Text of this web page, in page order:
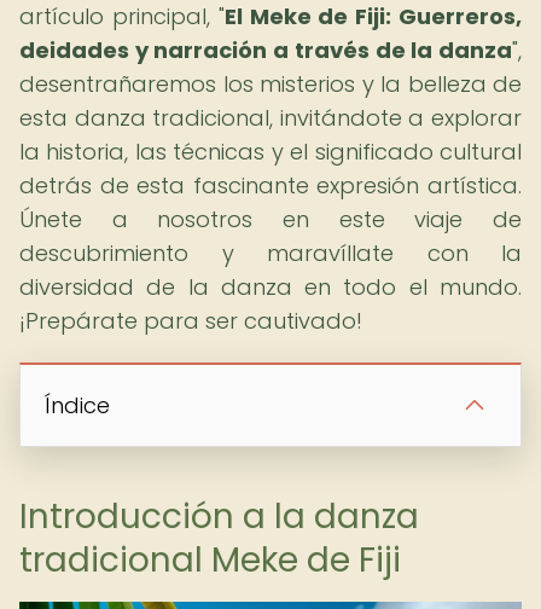
artículo principal, "El Meke de Fiji: Guerreros,
deidades y narración a través de la danza",
desentrañaremos los misterios y la belleza de
esta danza tradicional, invitándote a explorar
la historia, las técnicas y el significado cultural
detrás de esta fascinante expresión artística.
Únete a nosotros en este viaje de
descubrimiento y maravíllate con la
diversidad de la danza en todo el mundo.
¡Prepárate para ser cautivado!
Índice
Introducción a la danza
tradicional Meke de Fiji